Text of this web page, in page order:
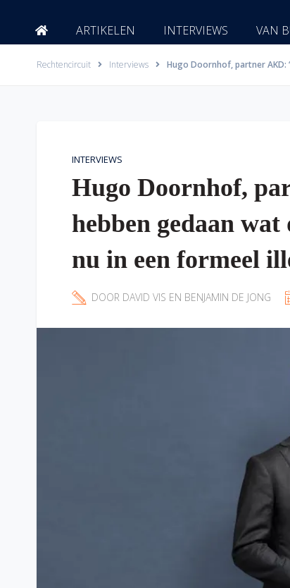
de
ARTIKELEN INTERVIEWS VAN
Rechtencircuit Interviews Hugo Doornhof, partner
INTERVIEWS
Hugo Doornhof,
hebben gedaan
nu in een formeel
DOOR DAVID VIS EN BENJAMIN DE JONG